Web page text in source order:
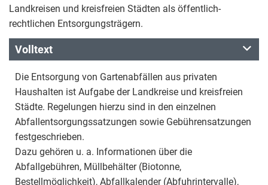
Landkreisen und kreisfreien Städten als öffentlich-
rechtlichen Entsorgungsträgern.
Volltext
Die Entsorgung von Gartenabfällen aus privaten
Haushalten ist Aufgabe der Landkreise und kreisfreien
Städte. Regelungen hierzu sind in den einzelnen
Abfallentsorgungssatzungen sowie Gebührensatzungen
festgeschrieben.
Dazu gehören u. a. Informationen über die
Abfallgebühren, Müllbehälter (Biotonne,
Bestellmöglichkeit), Abfallkalender (Abfuhrintervalle),